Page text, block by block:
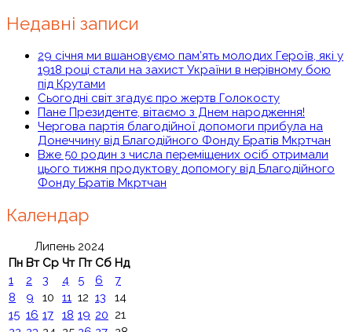
Недавні записи
29 січня ми вшановуємо пам’ять молодих Героїв, які у
1918 році стали на захист України в нерівному бою
під Крутами
Сьогодні світ згадує про жертв Голокосту
Пане Президенте, вітаємо з Днем народження!
Чергова партія благодійної допомоги прибула на
Донеччину від Благодійного Фонду Братів Мкртчан
Вже 50 родин з числа переміщених осіб отримали
цього тижня продуктову допомогу від Благодійного
Фонду Братів Мкртчан
Календар
Липень 2024
Пн Вт Ср Чт Пт Сб Нд
1
2 3 4 5 6
7
8
9 10 11 12 13
14
15 16 17 18 19 20 21